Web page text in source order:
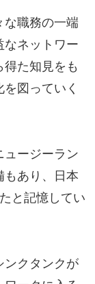
な職務の一端
なネットワー
た知見をも
図っていく
ュージーラン
もあり、日本
と記憶してい
ンクタンクが